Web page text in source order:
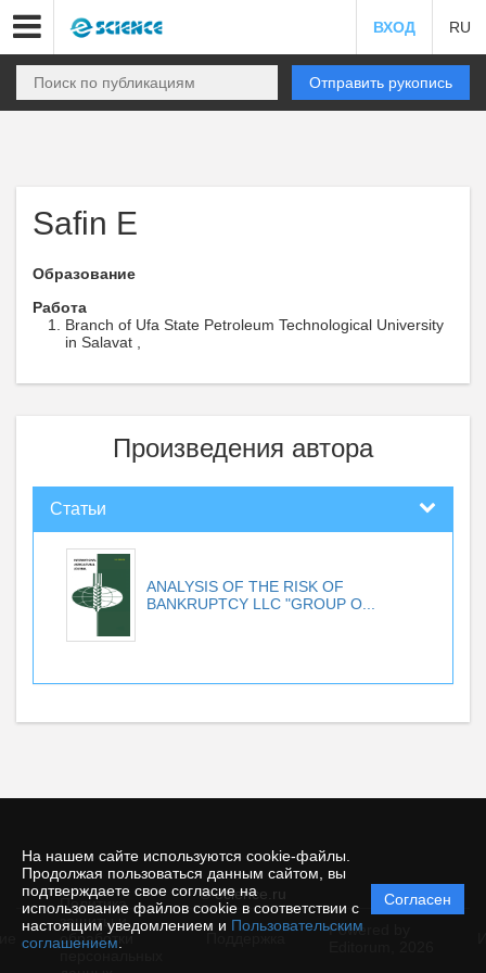
На нашем сайте используются cookie-файлы.
Продолжая пользоваться данным сайтом, вы
подтверждаете свое согласие на
использование файлов cookie в соответствии с
настоящим уведомлением и Пользовательским
соглашением
Согласен
ВХОД RU
Отправить рукопись
Safin E
Образование
Работа
Branch of Ufa State Petroleum Technological University
in Salavat ,
Произведения автора
Статьи
ANALYSIS OF THE RISK OF
BANKRUPTCY LLC "GROUP O...
© ecience.ru
Политика
защиты и
обработки
Powered by